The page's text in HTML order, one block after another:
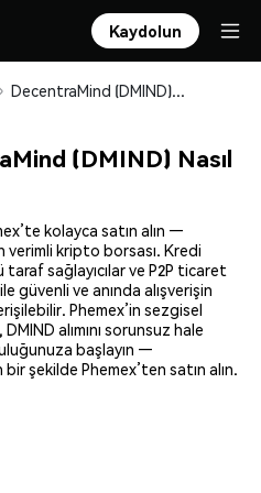
Kaydolun
DecentraMind (DMIND) Güvenle Satın Alın ve Saklayın
(DMIND) Nasıl
kolayca satın alın —
verimli kripto borsası. Kredi
sağlayıcılar ve P2P ticaret
güvenli ve anında alışverişin
Phemex’in sezgisel
alımını sorunsuz hale
başlayın —
şekilde Phemex’ten satın alın.